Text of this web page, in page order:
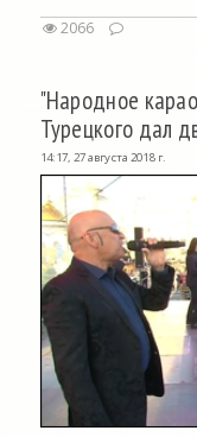
2066
"Народное
Турецкого дал
14:17, 27 августа 2018 г.